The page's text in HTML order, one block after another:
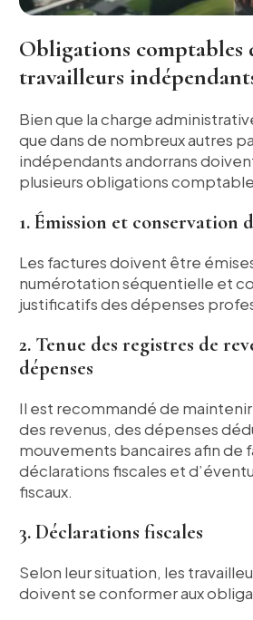
Obligations comptables
travailleurs
Bien que la charge
que dans de nombreux autres
indépendants andorrans
plusieurs obligations
1. Émission et conservation
Les factures doivent être
numérotation séquentielle et
justificatifs des dépenses
2. Tenue des registres de
dépenses
Il est recommandé de maintenir
des revenus, des dépenses
mouvements bancaires afin de
déclarations fiscales et
fiscaux.
3. Déclarations fiscales
Selon leur situation, les
doivent se conformer aux